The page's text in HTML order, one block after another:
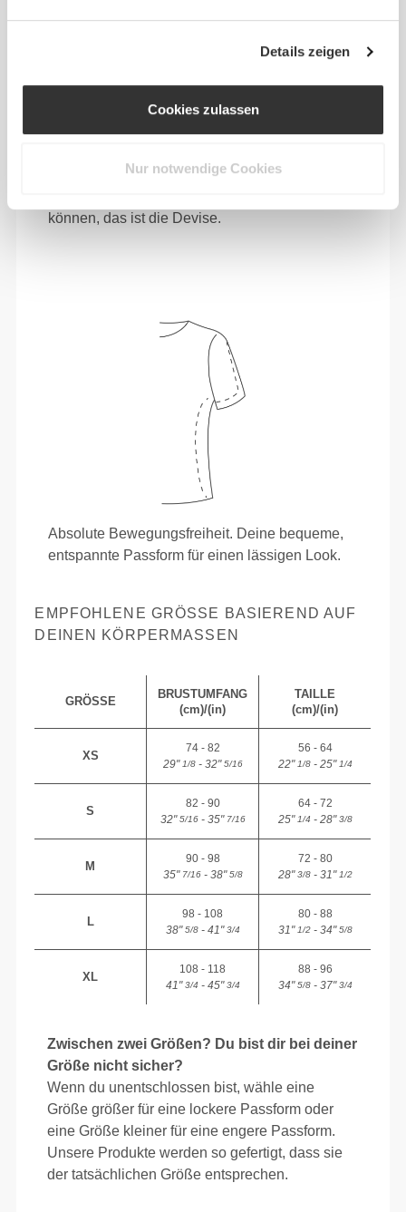
Details zeigen
Cookies zulassen
Nur notwendige Cookies
können, das ist die Devise.
Absolute Bewegungsfreiheit. Deine bequeme,
entspannte Passform für einen lässigen Look.
EMPFOHLENE GRÖSSE BASIEREND AUF D
EINEN KÖRPERMASSEN
GRÖSSE
BRUSTUMFANG
(cm)/(in)
TAILLE
(cm)/(in)
XS
74 - 82
29"1/8- 32"5/16
56 - 64
22"1/8- 25"1/4
S
82 - 90
32"5/16- 35"7/16
64 - 72
25"1/4 - 28"3/8
M
90 - 98
35"7/16- 38"5/8
72 - 80
28"3/8- 31"1/2
L
98 - 108
38"5/8- 41"3/4
80 - 88
31"1/2- 34"5/8
XL
108 - 118
41"3/4 - 45"3/4
88 - 96
34"5/8- 37"3/4
Zwischen zwei Größen? Du bist dir bei deiner
Größe nicht sicher?
Wenn du unentschlossen bist, wähle eine
Größe größer für eine lockere Passform oder
eine Größe kleiner für eine engere Passform.
Unsere Produkte werden so gefertigt, dass sie
der tatsächlichen Größe entsprechen.